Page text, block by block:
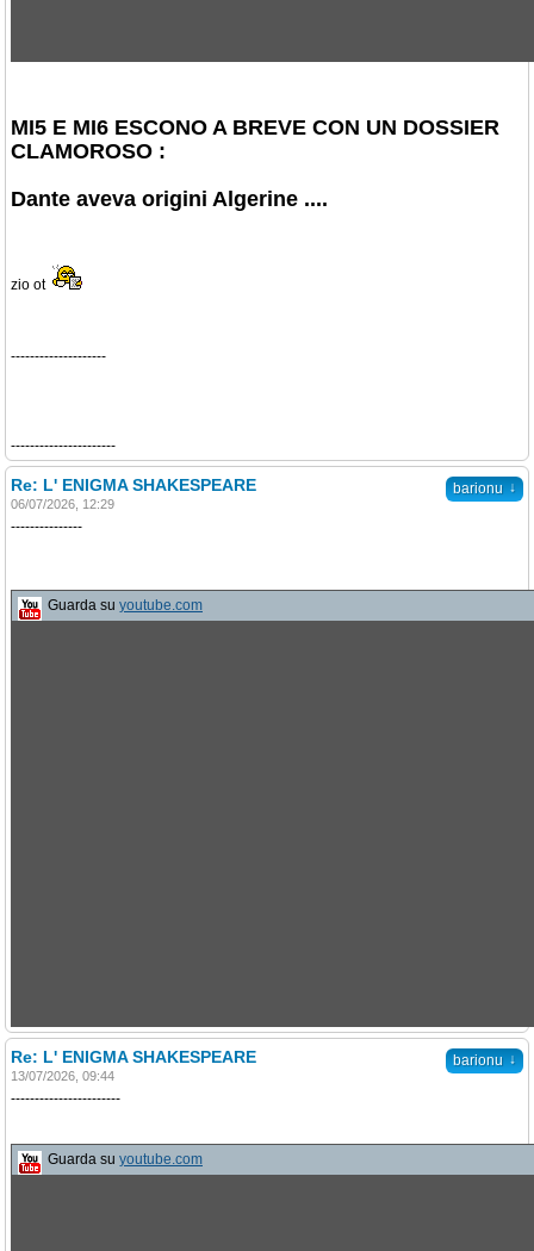
MI5 E MI6 ESCONO A BREVE CON UN DOSSIER
CLAMOROSO :
Dante aveva origini Algerine ....
zio ot
--------------------
----------------------
barionu ↓
Re: L' ENIGMA SHAKESPEARE
06/07/2026, 12:29
---------------
Guarda su youtube.com
barionu ↓
Re: L' ENIGMA SHAKESPEARE
13/07/2026, 09:44
-----------------------
Guarda su youtube.com